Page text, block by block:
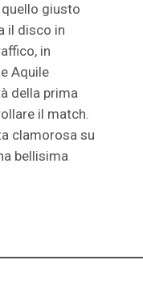
giusto
il disco in
in
Aquile
della prima
il match.
clamorosa su
bellisima